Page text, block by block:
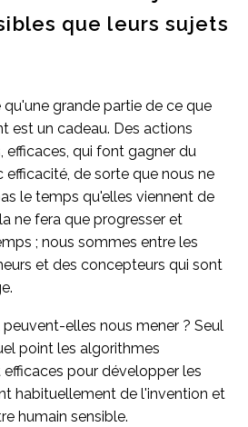
que leurs sujets
grande partie de ce que
est un cadeau. Des actions
efficaces, qui font gagner du
de sorte que nous ne
le temps qu'elles viennent de
ne fera que progresser et
; nous sommes entre les
et des concepteurs qui sont
elles nous mener ? Seul
point les algorithmes
pour développer les
habituellement de l'invention et
humain sensible.